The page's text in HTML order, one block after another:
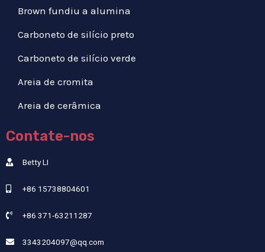
Brown fundiu a alumina
Carboneto de silício preto
Carboneto de silício verde
Areia de cromita
Areia de cerâmica
Contate-nos
Betty LI
+86 15738804601
+86 371-63211287
3343204097@qq.com